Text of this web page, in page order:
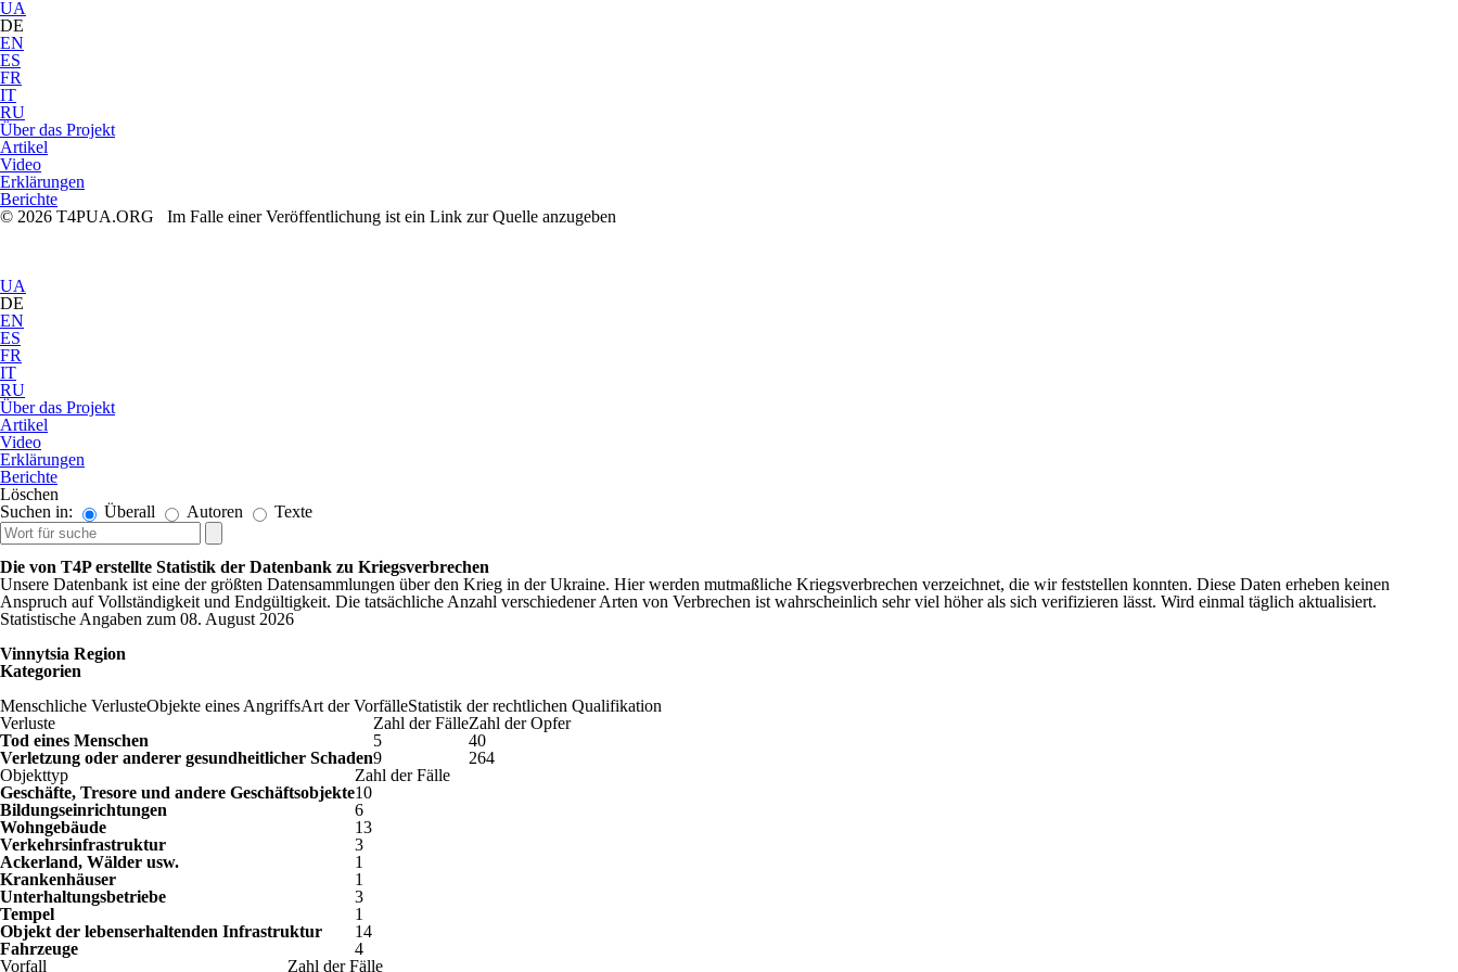
UA
DE
EN
ES
FR
IT
RU
Über das Projekt
Artikel
Video
Erklärungen
Berichte
© 2026 T4PUA.ORG Im Falle einer Veröffentlichung ist ein Link zur Quelle anzugeben
UA
DE
EN
ES
FR
IT
RU
Über das Projekt
Artikel
Video
Erklärungen
Berichte
Löschen
Suchen in:
Überall Autoren Texte
Die von T4P erstellte Statistik der Datenbank zu Kriegsverbrechen
Unsere Datenbank ist eine der größten Datensammlungen über den Krieg in der Ukraine. Hier werden mutmaßliche Kriegsverbrechen verzeichnet, die wir feststellen konnten. Diese Daten erheben keinen
Anspruch auf Vollständigkeit und Endgültigkeit. Die tatsächliche Anzahl verschiedener Arten von Verbrechen ist wahrscheinlich sehr viel höher als sich verifizieren lässt. Wird einmal täglich aktualisiert.
Statistische Angaben zum 08. August 2026
Vinnytsia Region
Kategorien
Menschliche VerlusteObjekte eines AngriffsArt der VorfälleStatistik der rechtlichen Qualifikation
Verluste
Zahl der FälleZahl der Opfer
Tod eines Menschen
5
40
Verletzung oder anderer gesundheitlicher Schaden9
264
Objekttyp
Zahl der Fälle
Geschäfte, Tresore und andere Geschäftsobjekte10
Bildungseinrichtungen
6
Wohngebäude
13
Verkehrsinfrastruktur
3
Ackerland, Wälder usw.
1
Krankenhäuser
1
Unterhaltungsbetriebe
3
Tempel
1
Objekt der lebenserhaltenden Infrastruktur
14
Fahrzeuge
4
Vorfall
Zahl der Fälle